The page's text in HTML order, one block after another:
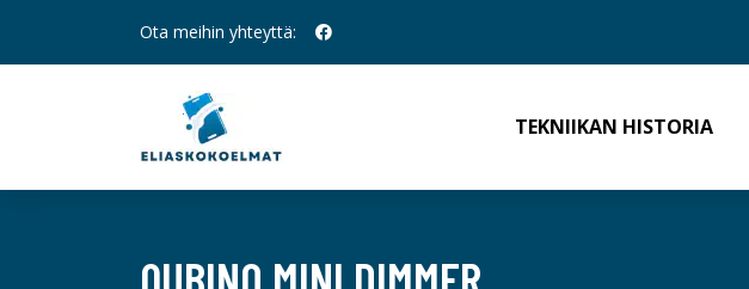
Ota meihin yhteyttä:
TEKNIIKAN HISTORIA